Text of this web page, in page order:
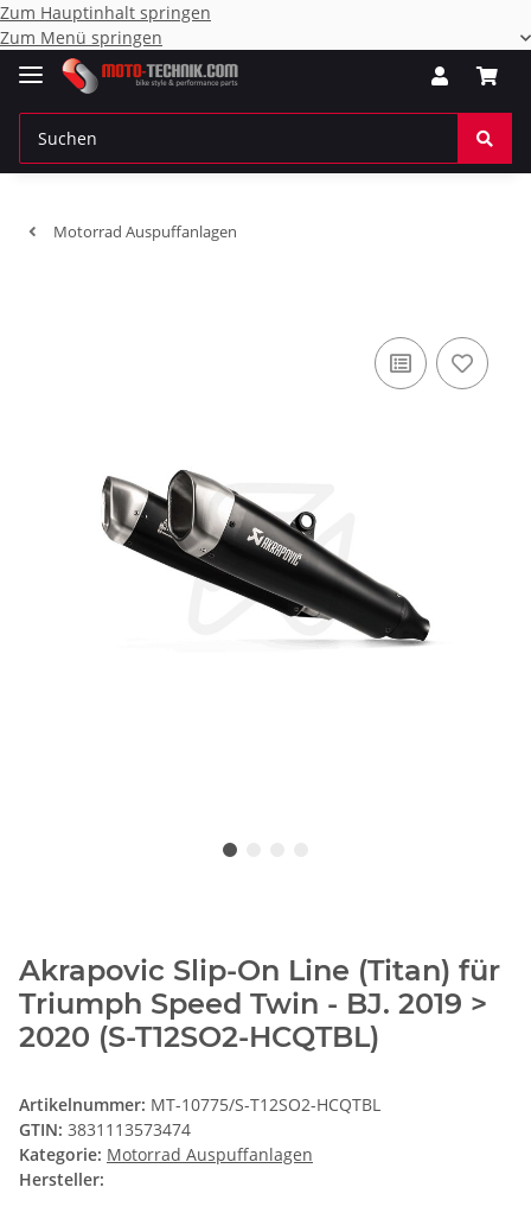
Zum Hauptinhalt springen
Zum Menü springen
Motorrad Auspuffanlagen
Akrapovic Slip-On Line (Titan) für
Triumph Speed Twin - BJ. 2019 >
2020 (S-T12SO2-HCQTBL)
Artikelnummer: MT-10775/S-T12SO2-HCQTBL
GTIN: 3831113573474
Kategorie: Motorrad Auspuffanlagen
Hersteller: